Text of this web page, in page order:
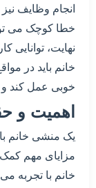
انجام وظایف
خطا کوچک می
نهایت،
خانم باید در
خوبی عمل کند و
اهمیت و
یک منشی خانم
مزایای مهم
خانم با تجربه